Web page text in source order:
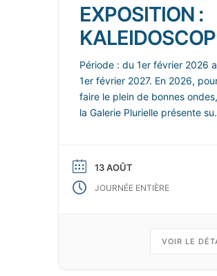
EXPOSITION :
Période : du 1er février 2026
1er février 2027. En 2026,
faire le plein de bonnes ondes,
la Galerie Plurielle présente sur
enjouées et colorées, dans
lesquelles les nouvelles œuvres
de ses talentueux artistes
animés d’un kaléidoscope
13 AOÛT
JOURNÉE ENTIÈRE
VOIR LE